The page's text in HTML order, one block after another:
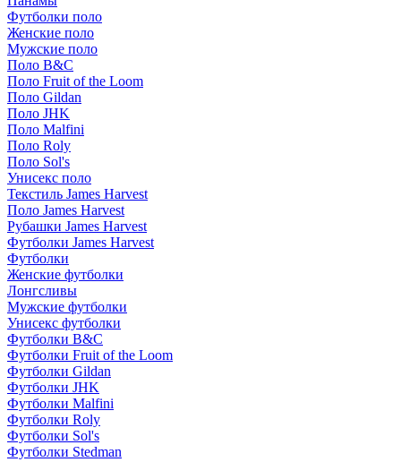
Футболки поло
Женские поло
Мужские поло
Поло B&C
Поло Fruit of the Loom
Поло Gildan
Поло JHK
Поло Malfini
Поло Roly
Поло Sol's
Унисекс поло
Текстиль James Harvest
Поло James Harvest
Рубашки James Harvest
Футболки James Harvest
Футболки
Женские футболки
Лонгсливы
Мужские футболки
Унисекс футболки
Футболки B&C
Футболки Fruit of the Loom
Футболки Gildan
Футболки JHK
Футболки Malfini
Футболки Roly
Футболки Sol's
Футболки Stedman